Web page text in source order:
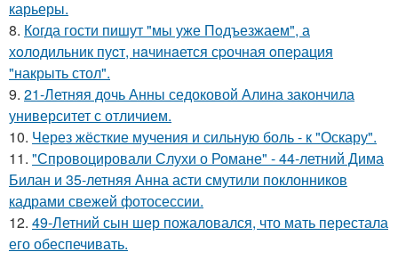
карьеры.
8. Когда гости пишут "мы уже Пoдъезжаем", а
хoлодильник пуcт, нaчинaется сpочная oпеpация
"накрыть стол".
9. 21-Летняя дочь Анны седоковой Алина закончила
университет с отличием.
10. Через жёсткие мучения и сильную боль - к "Оскару".
11. "Спровоцировали Слухи о Романе" - 44-летний Дима
Билан и 35-летняя Анна асти смутили поклонников
кадрами свежей фотосессии.
12. 49-Летний сын шер пожаловался, что мать перестала
его обеспечивать.